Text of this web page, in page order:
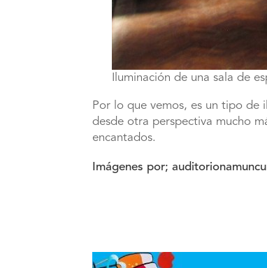
Iluminación de una sala de
Por lo que vemos, es un tipo de
desde otra perspectiva mucho
encantados.
Imágenes por;